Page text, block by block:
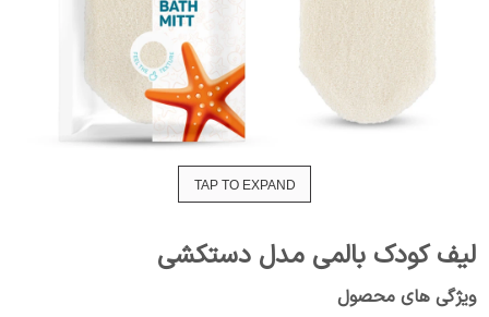
TAP TO EXPAND
لیف کودک بالمی مدل دستکشی
ویژگی های محصول